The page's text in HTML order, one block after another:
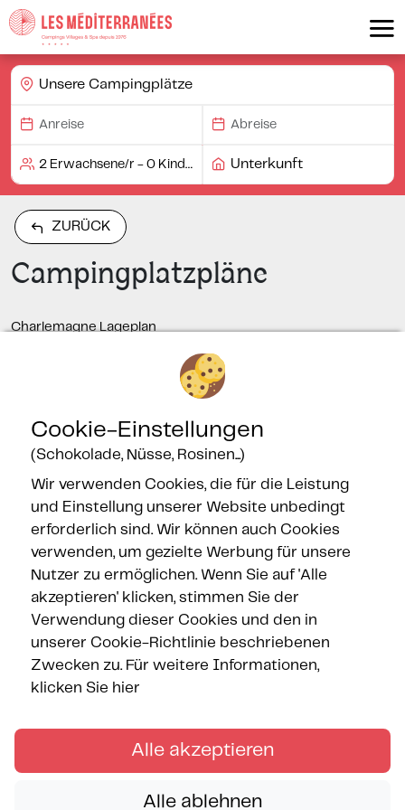
Unsere Campingplätze
Unterkunft
ZURÜCK
Campingplatzpläne
Charlemagne Lageplan
Gesicherte Zahlung
Cookie-Einstellungen
(Schokolade, Nüsse, Rosinen...)
Wir verwenden Cookies, die für die Leistung
und Einstellung unserer Website unbedingt
erforderlich sind. Wir können auch Cookies
verwenden, um gezielte Werbung für unsere
Nutzer zu ermöglichen. Wenn Sie auf 'Alle
akzeptieren' klicken, stimmen Sie der
Verwendung dieser Cookies und den in
unserer Cookie-Richtlinie beschriebenen
Zwecken zu. Für weitere Informationen,
klicken Sie hier
Alle akzeptieren
Alle ablehnen